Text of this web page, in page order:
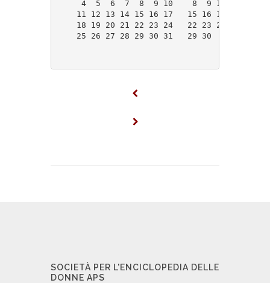
4  5  6  7  8  9 10    8  9 10 11 12
11 12 13 14 15 16 17   15 16 17 18 19
18 19 20 21 22 23 24   22 23 24 25 26
25 26 27 28 29 30 31   29 30
SOCIETÀ PER L'ENCICLOPEDIA DELLE
DONNE APS